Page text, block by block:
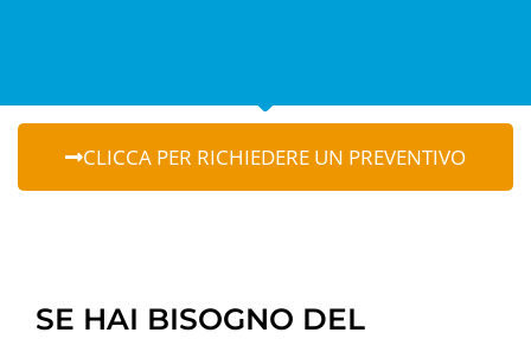
CLICCA PER RICHIEDERE UN PREVENTIVO
SE HAI BISOGNO DEL